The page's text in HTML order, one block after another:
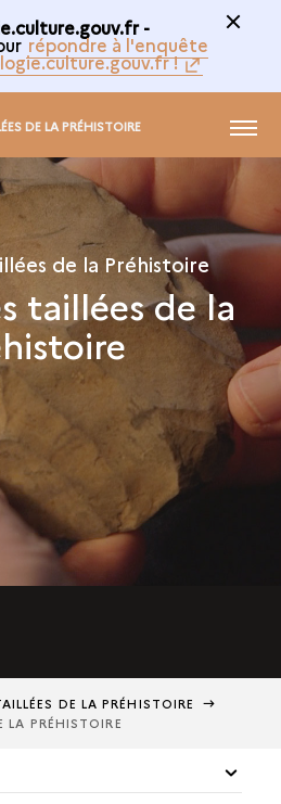
-
répondre à l'enquête
!
DE LA PRÉHISTOIRE MENU
de la Préhistoire
taillées de la
DE LA PRÉHISTOIRE
LA PRÉHISTOIRE